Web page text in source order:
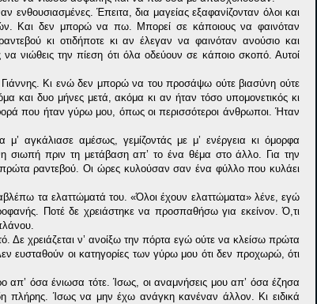
Έπειτα, δια μαγείας εξαφανίζονταν όλοι και
Και δεν μπορώ να πω. Μπορεί σε κάποιους να φαινόταν
κι οτιδήποτε κι αν έλεγαν να φαινόταν ανούσιο και
νιώθεις την πίεση ότι όλα οδεύουν σε κάποιο σκοπό. Αυτοί
Κι ενώ δεν μπορώ να του προσάψω ούτε βιασύνη ούτε
και δυο μήνες μετά, ακόμα κι αν ήταν τόσο υπομονετικός κι
που ήταν γύρω μου, όπως οι περισσότεροι άνθρωποι. Ήταν
αγκάλιασε αμέσως, γεμίζοντάς με μ’ ενέργεια κι όμορφα
σιωπή πριν τη μετάβαση απ’ το ένα θέμα στο άλλο. Για την
πρώτα ραντεβού. Οι ώρες κυλούσαν σαν ένα φύλλο που κυλάει
τα ελαττώματά του. «Όλοι έχουν ελαττώματα» λένε, εγώ
Ποτέ δε χρειάστηκε να προσπαθήσω για εκείνον. Ό,τι
Δε χρειάζεται ν’ ανοίξω την πόρτα εγώ ούτε να κλείσω πρώτα
ευσταθούν οι κατηγορίες των γύρω μου ότι δεν προχωρώ, ότι
απ’ όσα ένιωσα τότε. Ίσως, οι αναμνήσεις μου απ’ όσα έζησα
πλήρης. Ίσως να μην έχω ανάγκη κανέναν άλλον. Κι ειδικά